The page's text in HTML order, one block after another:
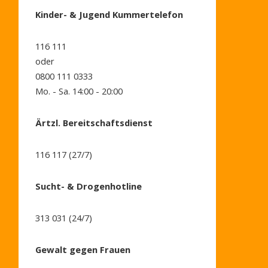
Kinder- & Jugend Kummertelefon
116 111
oder
0800 111 0333
Mo. - Sa. 14:00 - 20:00
Ärtzl. Bereitschaftsdienst
116 117 (27/7)
Sucht- & Drogenhotline
313 031 (24/7)
Gewalt gegen Frauen